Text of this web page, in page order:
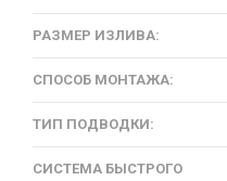
РАЗМЕР ИЗЛИВА:
СПОСОБ МОНТАЖА:
ТИП ПОДВОДКИ:
СИСТЕМА БЫСТРОГО